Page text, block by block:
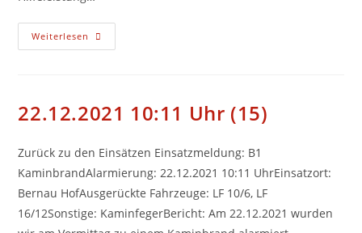
Weiterlesen 30.12.2021
04:53
22.12.2021 10:11 Uhr (15)
Zurück zu den Einsätzen Einsatzmeldung: B1
KaminbrandAlarmierung: 22.12.2021 10:11 UhrEinsatzort:
Bernau HofAusgerückte Fahrzeuge: LF 10/6, LF
16/12Sonstige: KaminfegerBericht: Am 22.12.2021 wurden